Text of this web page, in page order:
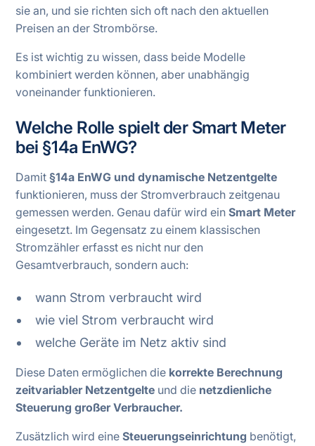
sie an, und sie richten sich oft nach den aktuellen
Preisen an der Strombörse.
Es ist wichtig zu wissen, dass beide Modelle
kombiniert werden können, aber unabhängig
voneinander funktionieren.
Welche Rolle spielt der Smart Meter
bei §14a EnWG?
Damit§14a EnWG und dynamische Netzentgelte
funktionieren, muss der Stromverbrauch zeitgenau
gemessen werden. Genau dafür wird einSmart Meter
eingesetzt. Im Gegensatz zu einem klassischen
Stromzähler erfasst es nicht nur den
Gesamtverbrauch, sondern auch:
wann Strom verbraucht wird
wie viel Strom verbraucht wird
welche Geräte im Netz aktiv sind
Diese Daten ermöglichen die korrekte Berechnung
zeitvariabler Netzentgelte und die netzdienliche
Steuerung großer Verbraucher.
Zusätzlich wird eineSteuerungseinrichtung benötigt,